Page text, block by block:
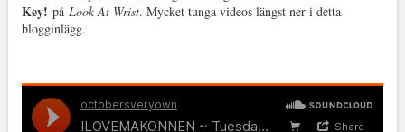
Key! på Look At Wrist. Mycket tunga videos längst ner i detta
blogginlägg.